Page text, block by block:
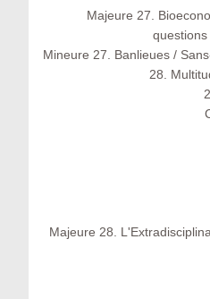
Majeure 27.
Mineure 27. Banlieues /
28.
Majeure 28.